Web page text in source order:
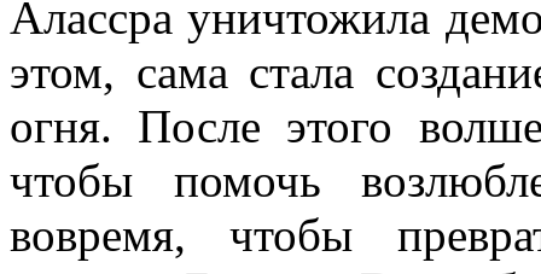
Алассра уничтожила
этом, сама стала
огня. После этого
чтобы помочь
вовремя, чтобы